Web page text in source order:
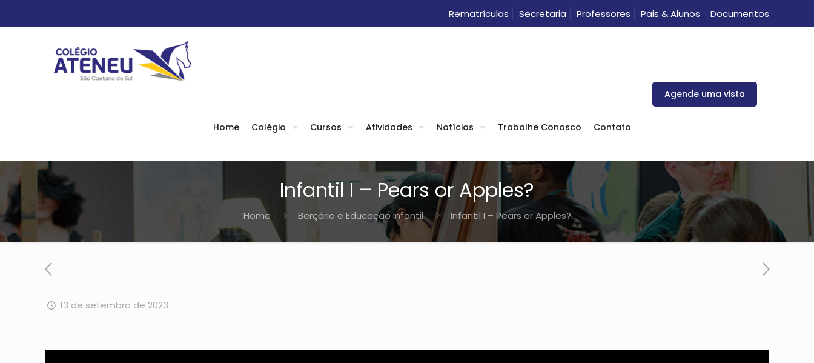
Rematrículas Secretaria Professores Pais & Alunos Documentos
Home Colégio Cursos Atividades Notícias Trabalhe Conosco Contato
Agende uma vista
Infantil I – Pears or Apples?
Home Berçário e Educação Infantil Infantil I – Pears or Apples?
13 de setembro de 2023